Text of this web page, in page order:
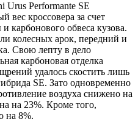
Urus Performante SE
вес кроссовера за счет
карбонового обвеса кузова.
колесных арок, передний и
Свою лепту в дело
карбоновая отделка
удалось скостить лишь
SE. Зато одновременно
воздуха снижено на
на 23%. Кроме того,
на 8%.